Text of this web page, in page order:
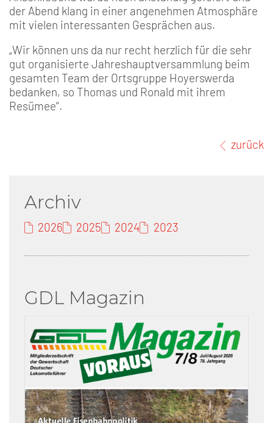
der Abend klang in einer angenehmen Atmosphäre
mit vielen interessanten Gesprächen aus.
„Wir können uns da nur recht herzlich für die sehr
gut organisierte Jahreshauptversammlung beim
gesamten Team der Ortsgruppe Hoyerswerda
bedanken, so Thomas und Ronald mit ihrem
Resümee“.
zurück
Archiv
2026 2025 2024 2023
GDL Magazin